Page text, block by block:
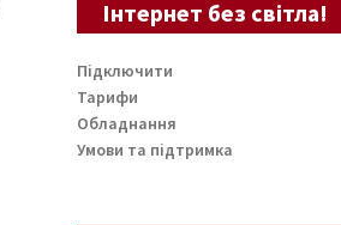
Інтернет без світла!
Підключити
Тарифи
Обладнання
Умови та підтримка